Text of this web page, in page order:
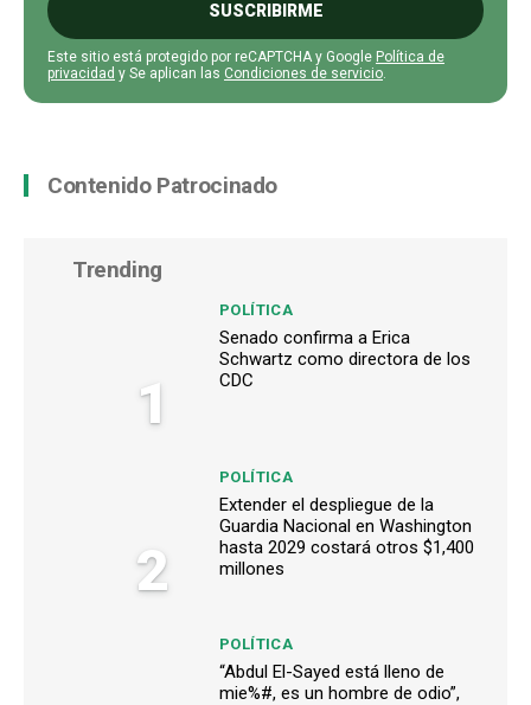
SUSCRIBIRME
Este sitio está protegido por reCAPTCHA y Google Política de
privacidad y Se aplican las Condiciones de servicio.
Contenido Patrocinado
Trending
1
POLÍTICA
Senado confirma a Erica
Schwartz como directora de los
CDC
2
POLÍTICA
Extender el despliegue de la
Guardia Nacional en Washington
hasta 2029 costará otros $1,400
millones
POLÍTICA
“Abdul El-Sayed está lleno de
mie%#, es un hombre de odio”,